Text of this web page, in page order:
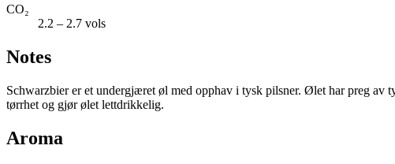
CO₂
2.2 – 2.7 vols
Notes
Schwarzbier er et undergjæret øl med opphav i tysk pilsner. Ølet har preg av
tørrhet og gjør ølet lettdrikkelig.
Aroma